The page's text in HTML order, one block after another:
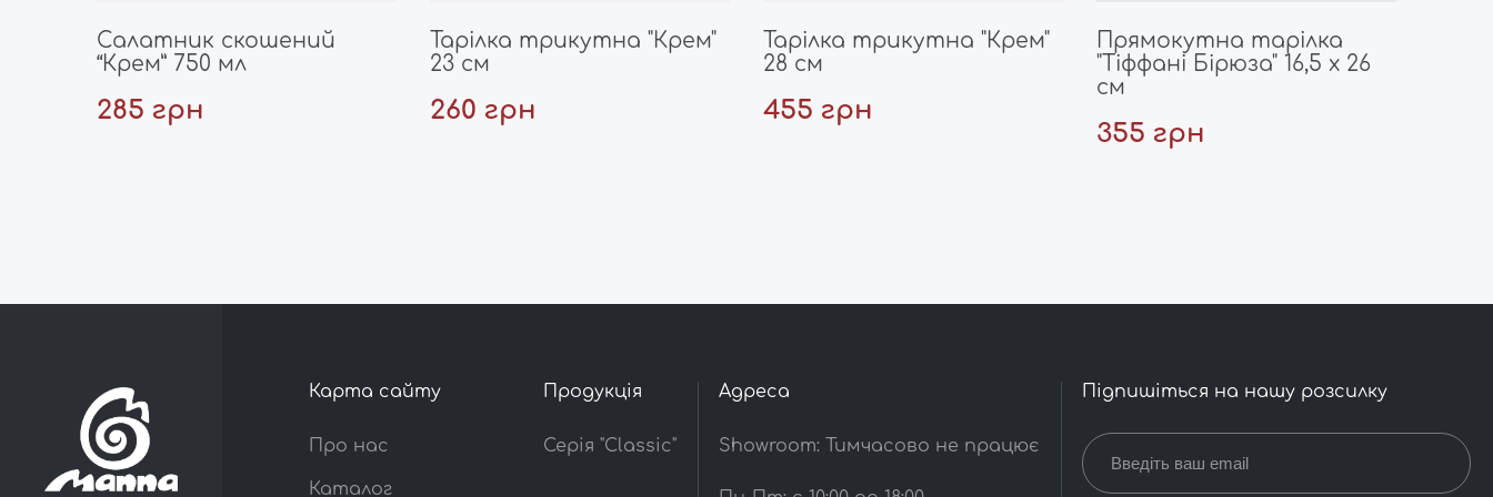
Салатник скошений
“Крем” 750 мл
285 грн
Тарілка трикутна "Крем"
23 см
260 грн
Тарілка трикутна "Крем"
28 см
455 грн
Прямокутна тарілка
"Тіффані Бірюза" 16,5 х 26
см
355 грн
Карта сайту
Про нас
Каталог
Продукція
Серія "Classic"
Адреса
Showroom: Тимчасово не працює
Підпишіться на нашу розсилку